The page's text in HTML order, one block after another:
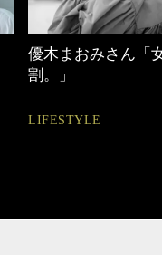
【ワーママのきれ
ュアル通勤】
FASHION